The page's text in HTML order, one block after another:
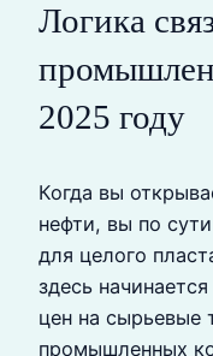
Логика
2025 году
Когда вы
нефти, вы по
для целого
здесь
цен на сырьевые
промышленных